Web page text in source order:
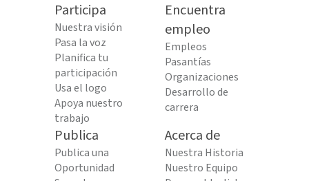
Participa
Nuestra visión
Pasa la voz
Planifica tu
participación
Usa el logo
Apoya nuestro
trabajo
Encuentra
empleo
Empleos
Pasantías
Organizaciones
Desarrollo de
carrera
Publica
Publica una
Oportunidad
Acerca de
Nuestra Historia
Nuestro Equipo